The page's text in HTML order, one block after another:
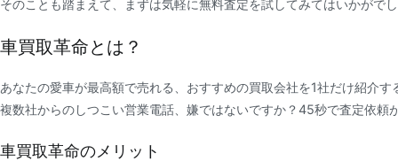
そのことも踏まえて、まずは気軽に無料査定を試してみてはいかがで
車買取革命とは？
あなたの愛車が最高額で売れる、おすすめの買取会社を1社だけ紹介す
複数社からのしつこい営業電話、嫌ではないですか？45秒で査定依頼
車買取革命のメリット